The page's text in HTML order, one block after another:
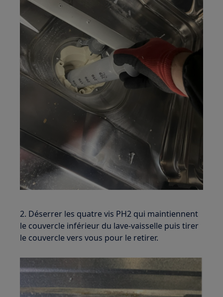
2. Déserrer les quatre vis PH2 qui maintiennent
le couvercle inférieur du lave-vaisselle puis tirer
le couvercle vers vous pour le retirer.